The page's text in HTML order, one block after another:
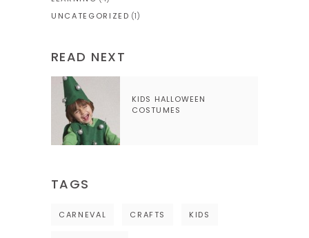
UNCATEGORIZED (1)
READ NEXT
KIDS HALLOWEEN
COSTUMES
TAGS
CARNEVAL CRAFTS KIDS